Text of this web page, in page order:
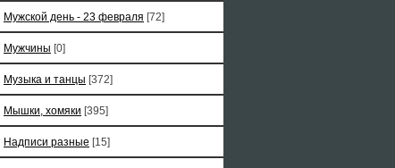
Мужской день - 23 февраля [72]
Мужчины [0]
Музыка и танцы [372]
Мышки, хомяки [395]
Надписи разные [15]